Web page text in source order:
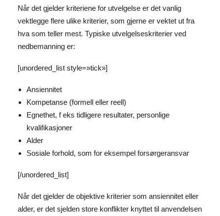
Når det gjelder kriteriene for utvelgelse er det vanlig
vektlegge flere ulike kriterier, som gjerne er vektet ut fra
hva som teller mest. Typiske utvelgelseskriterier ved
nedbemanning er:
[unordered_list style=»tick»]
Ansiennitet
Kompetanse (formell eller reell)
Egnethet, f eks tidligere resultater, personlige
kvalifikasjoner
Alder
Sosiale forhold, som for eksempel forsørgeransvar
[/unordered_list]
Når det gjelder de objektive kriterier som ansiennitet eller
alder, er det sjelden store konflikter knyttet til anvendelsen